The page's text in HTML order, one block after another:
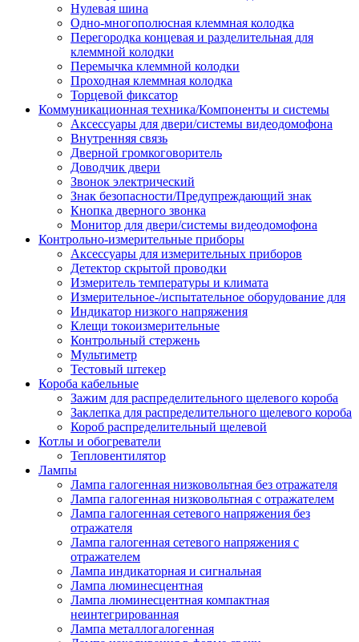
Нулевая шина
Одно-многополюсная клеммная колодка
Перегородка концевая и разделительная для
клеммной колодки
Перемычка клеммной колодки
Проходная клеммная колодка
Торцевой фиксатор
Коммуникационная техника/Компоненты и системы
Аксессуары для двери/системы видеодомофона
Внутренняя связь
Дверной громкоговоритель
Доводчик двери
Звонок электрический
Знак безопасности/Предупреждающий знак
Кнопка дверного звонка
Монитор для двери/системы видеодомофона
Контрольно-измерительные приборы
Аксессуары для измерительных приборов
Детектор скрытой проводки
Измеритель температуры и климата
Измерительное-/испытательное оборудование для
Индикатор низкого напряжения
Клещи токоизмерительные
Контрольный стержень
Мультиметр
Тестовый штекер
Короба кабельные
Зажим для распределительного щелевого короба
Заклепка для распределительного щелевого короба
Короб распределительный щелевой
Котлы и обогреватели
Тепловентилятор
Лампы
Лампа галогенная низковольтная без отражателя
Лампа галогенная низковольтная с отражателем
Лампа галогенная сетевого напряжения без
отражателя
Лампа галогенная сетевого напряжения с
отражателем
Лампа индикаторная и сигнальная
Лампа люминесцентная
Лампа люминесцентная компактная
неинтегрированная
Лампа металлогалогенная